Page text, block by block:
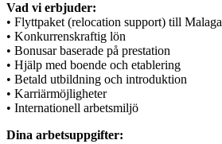
Vad vi erbjuder:
• Flyttpaket (relocation support) till Malaga
• Konkurrenskraftig lön
• Bonusar baserade på prestation
• Hjälp med boende och etablering
• Betald utbildning och introduktion
• Karriärmöjligheter
• Internationell arbetsmiljö
Dina arbetsuppgifter: